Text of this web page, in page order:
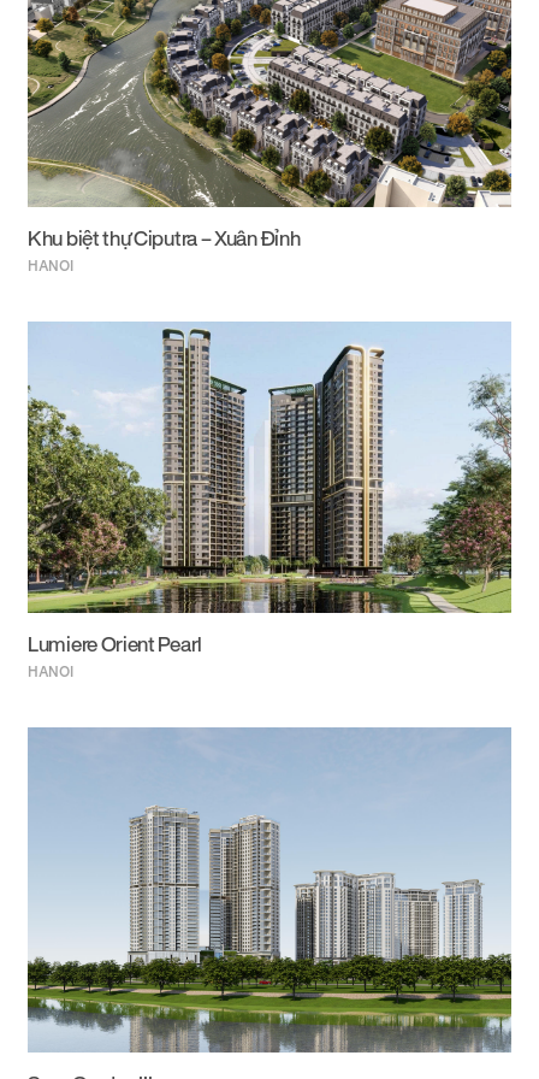
Khu biệt thự Ciputra – Xuân Đỉnh
HANOI
Lumiere Orient Pearl
HANOI